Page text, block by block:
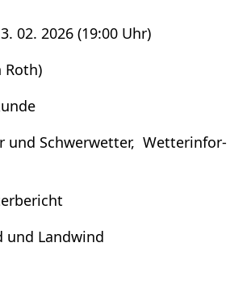
2026 (19:00 Uhr)
Roth)
Schwer­wet­ter, Wet­ter­in­for­
Land­wind